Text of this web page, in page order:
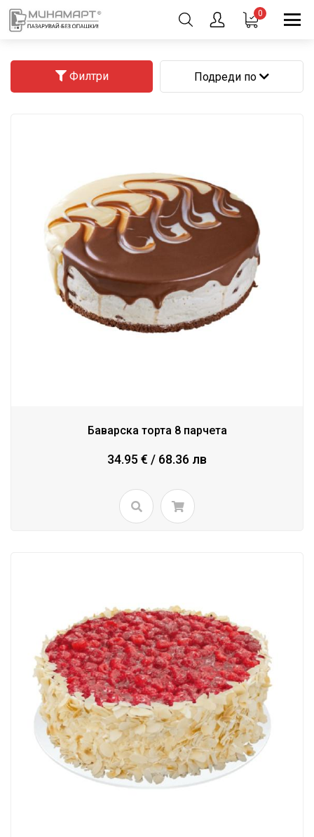
0
Филтри Подреди по
Баварска торта 8 парчета
34.95 € / 68.36 лв